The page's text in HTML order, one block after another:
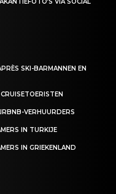
SKI-BARMANNEN EN
VERHUURDERS
IN TURKIJE
IN GRIEKENLAND